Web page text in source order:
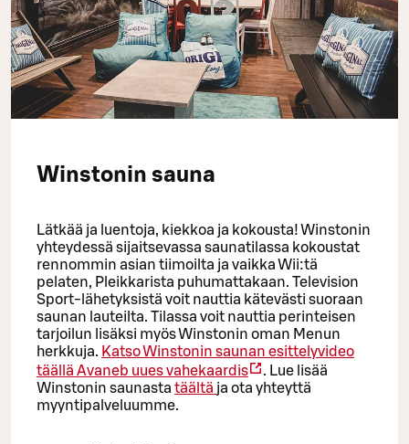
Winstonin sauna
Lätkää ja luentoja, kiekkoa ja kokousta! Winstonin
yhteydessä sijaitsevassa saunatilassa kokoustat
rennommin asian tiimoilta ja vaikka Wii:tä
pelaten, Pleikkarista puhumattakaan. Television
Sport-lähetyksistä voit nauttia kätevästi suoraan
saunan lauteilta. Tilassa voit nauttia perinteisen
tarjoilun lisäksi myös Winstonin oman Menun
herkkuja. Katso Winstonin saunan esittelyvideo
täällä Avaneb uues vahekaardis
. Lue lisää
Winstonin saunasta täältä ja ota yhteyttä
myyntipalveluumme.